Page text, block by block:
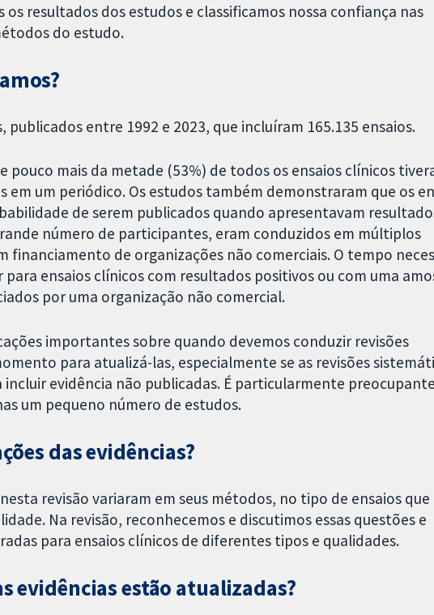
os resultados dos estudos e classificamos nossa confiança nas
do estudo.
publicados entre 1992 e 2023, que incluíram 165.135 ensaios.
pouco mais da metade (53%) de todos os ensaios clínicos
em um periódico. Os estudos também demonstraram que os
de serem publicados quando apresentavam
número de participantes, eram conduzidos em múltiplos
financiamento de organizações não comerciais. O tempo
ensaios clínicos com resultados positivos ou com uma
por uma organização não comercial.
importantes sobre quando devemos conduzir revisões
para atualizá-las, especialmente se as revisões
evidência não publicadas. É particularmente
um pequeno número de estudos.
das evidências?
revisão variaram em seus métodos, no tipo de ensaios que
Na revisão, reconhecemos e discutimos essas questões e
para ensaios clínicos de diferentes tipos e qualidades.
evidências estão atualizadas?